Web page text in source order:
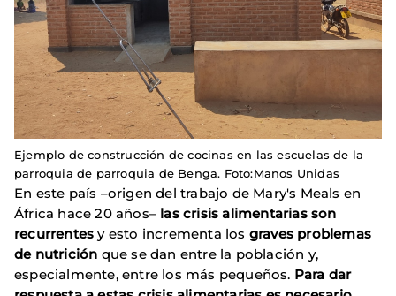
Ejemplo de construcción de cocinas en las escuelas de la
parroquia de parroquia de Benga. Foto:Manos Unidas
En este país –origen del trabajo de Mary's Meals en
África hace 20 años– las crisis alimentarias son
recurrentes y esto incrementa los graves problemas
de nutrición que se dan entre la población y,
especialmente, entre los más pequeños. Para dar